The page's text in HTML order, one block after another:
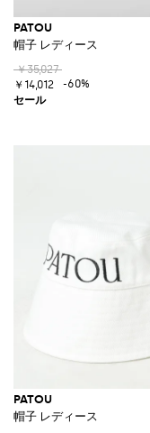
PATOU
帽子 レディース
￥35,027
￥14,012
-60%
PATOU
帽子 レディース